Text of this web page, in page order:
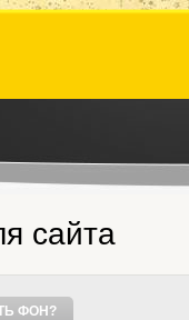
сайта
ФОН?